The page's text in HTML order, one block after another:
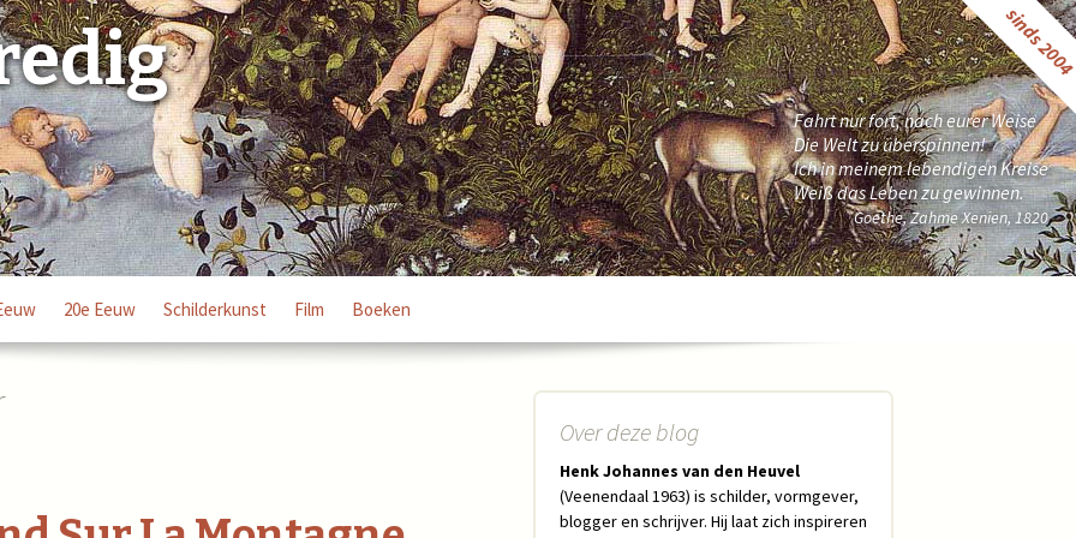
sinds
Fahrt nur fort, nach eurer Weise
Die Welt zu überspinnen!
Ich in meinem lebendigen Kreise
Weiß das Leben zu gewinnen.
Goethe, Zahme Xenien, 1820
20e Eeuw Schilderkunst Film Boeken
Over deze blog
Henk Johannes van den Heuvel
(Veenendaal 1963) is schilder, vormgever,
blogger en schrijver. Hij laat zich inspireren